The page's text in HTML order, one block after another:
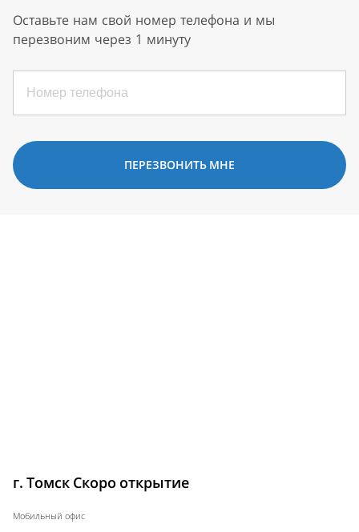
Оставьте нам свой номер телефона и мы
перезвоним через 1 минуту
ПЕРЕЗВОНИТЬ МНЕ
г. Томск Скоро открытие
Мобильный офис